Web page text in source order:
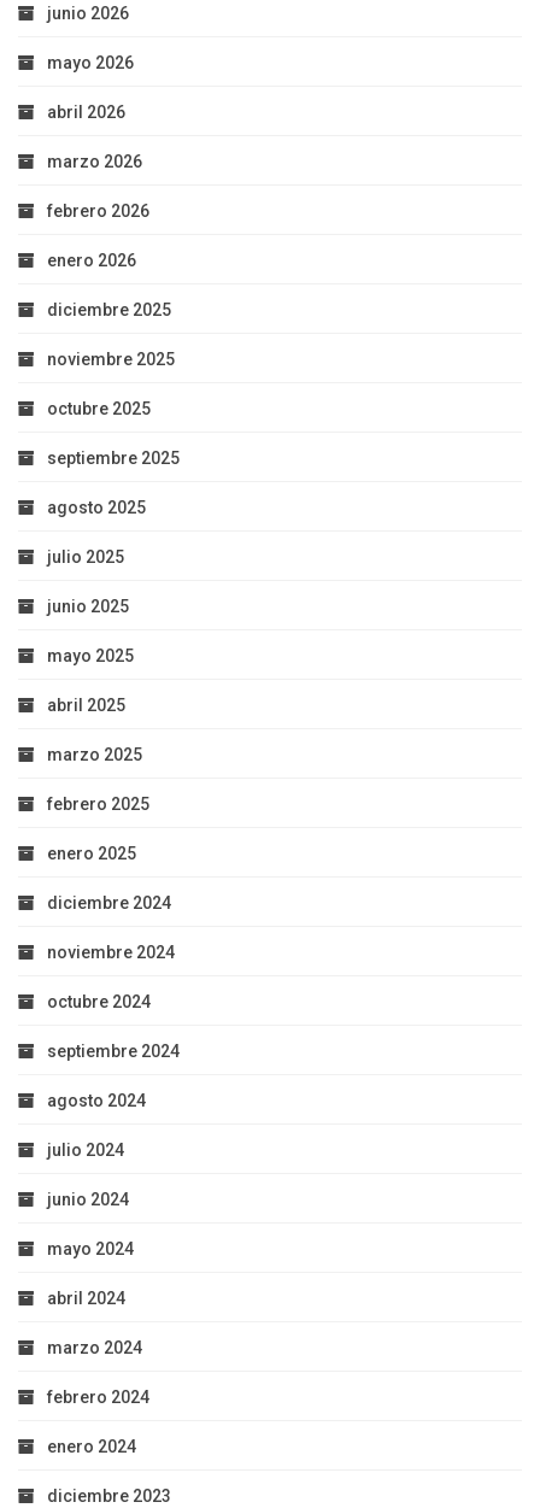
junio 2026
mayo 2026
abril 2026
marzo 2026
febrero 2026
enero 2026
diciembre 2025
noviembre 2025
octubre 2025
septiembre 2025
agosto 2025
julio 2025
junio 2025
mayo 2025
abril 2025
marzo 2025
febrero 2025
enero 2025
diciembre 2024
noviembre 2024
octubre 2024
septiembre 2024
agosto 2024
julio 2024
junio 2024
mayo 2024
abril 2024
marzo 2024
febrero 2024
enero 2024
diciembre 2023